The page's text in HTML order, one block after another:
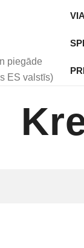
piegāde
ES valstīs)